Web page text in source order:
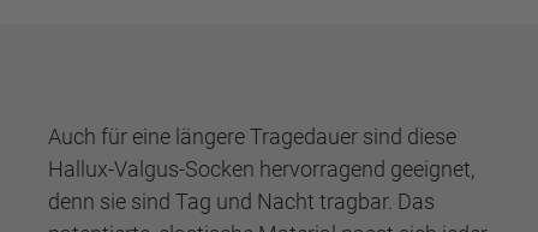
Auch für eine längere Tragedauer sind diese
Hallux-Valgus-Socken hervorragend geeignet,
denn sie sind Tag und Nacht tragbar. Das